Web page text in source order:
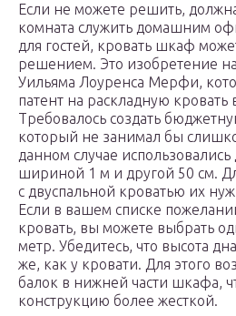
Если не можете решить,
комната служить домашним
для гостей, кровать шкаф
решением. Это изобретение
Уильяма Лоуренса Мерфи,
патент на раскладную кровать
Требовалось создать
который не занимал бы
данном случае
шириной 1 м и другой 50 см.
с двуспальной кроватью их
Если в вашем списке
кровать, вы можете выбрать
метр. Убедитесь, что высота
же, как у кровати. Для этого
балок в нижней части шкафа,
конструкцию более жесткой.